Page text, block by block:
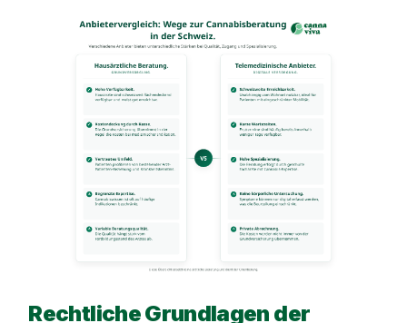
Rechtliche Grundlagen der